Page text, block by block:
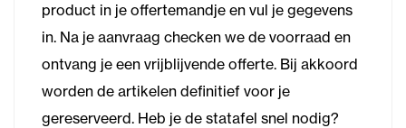
product in je offertemandje en vul je gegevens
in. Na je aanvraag checken we de voorraad en
ontvang je een vrijblijvende offerte. Bij akkoord
worden de artikelen definitief voor je
gereserveerd. Heb je de statafel snel nodig?